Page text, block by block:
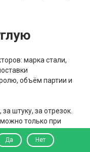
марка стали,
объём партии и
штуку, за отрезок.
только при
и одинаковых
контроль).
Да Нет